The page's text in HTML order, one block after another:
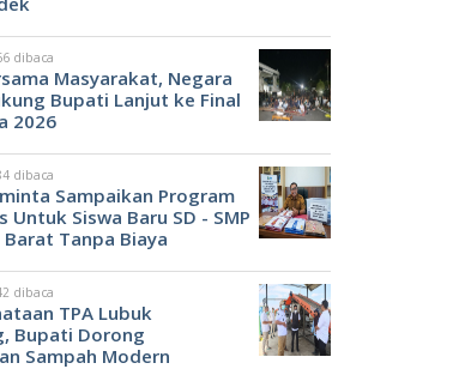
dibaca
Masyarakat, Negara
Bupati Lanjut ke Final
2026
dibaca
Sampaikan Program
Untuk Siswa Baru SD - SMP
Tanpa Biaya
dibaca
TPA Lubuk
Bupati Dorong
Sampah Modern